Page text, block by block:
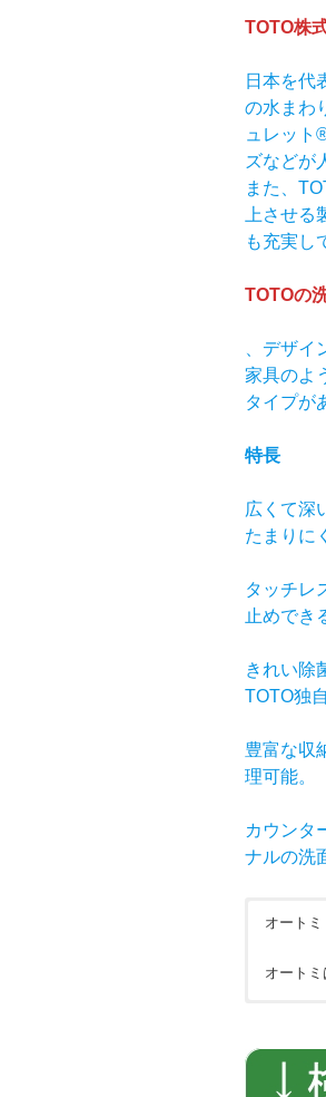
TOTO株
日本を代
の水まわ
ュレット
ズなどが
また、
上させ
も充実し
TOTOの
、デザ
家具のよ
タイプが
特長
広くて深
たまりに
タッチレ
止めでき
きれい除
TOTO独
豊富な収
理可能。
カウンタ
ナルの洗
オートミ
オート